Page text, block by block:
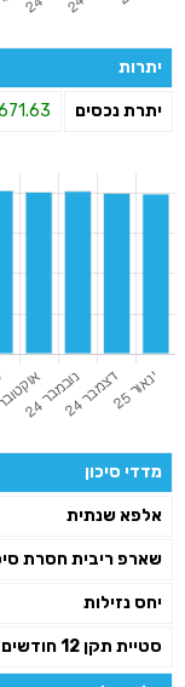
יתרות
יתרת נכסים
מדדי סיכון
אלפא שנתית
שארפ ריבית חסרת
יחס נזילות
סטיית תקן 12 חודשים